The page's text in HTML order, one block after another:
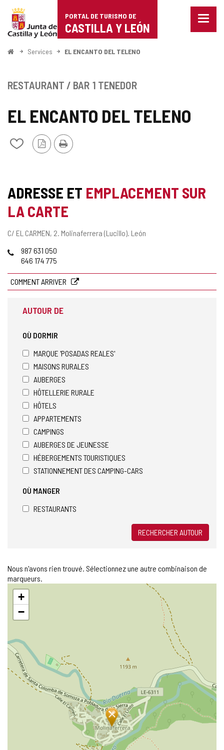
Portal
de
Turismo
Castilla
León
PORTAL DE TURISMO DE
CASTILLA Y LEÓN
Menu
<
Services EL ENCANTO DEL TELENO
EL ENCANTO DEL TELENO
Ajouter/retirer
Version
PDF
Imprimer
RESTAURANT / BAR 1 TENEDOR
ADRESSE ET EMPLACEMENT SUR
LA CARTE
Adresse
C/ EL CARMEN, 2. Molinaferrera (Lucillo). León
Téléphones
987 631 050
646 174 775
COMMENT ARRIVER
AUTOUR DE
OÙ DORMIR
MARQUE 'POSADAS REALES'
MAISONS RURALES
AUBERGES
HÔTELLERIE RURALE
HÔTELS
APPARTEMENTS
CAMPINGS
AUBERGES DE JEUNESSE
HÉBERGEMENTS TOURISTIQUES
STATIONNEMENT DES CAMPING-CARS
OÙ MANGER
RESTAURANTS
RECHERCHER AUTOUR
Nous n'avons rien trouvé. Sélectionnez une autre combinaison de
marqueurs.
Sauter
carte
+
−